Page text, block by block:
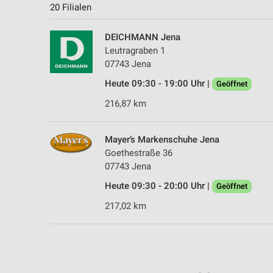
20 Filialen
DEICHMANN Jena
Leutragraben 1
07743 Jena
Heute 09:30 - 19:00 Uhr |
Geöffnet
216,87 km
Mayer’s Markenschuhe Jena
Goethestraße 36
07743 Jena
Heute 09:30 - 20:00 Uhr |
Geöffnet
217,02 km